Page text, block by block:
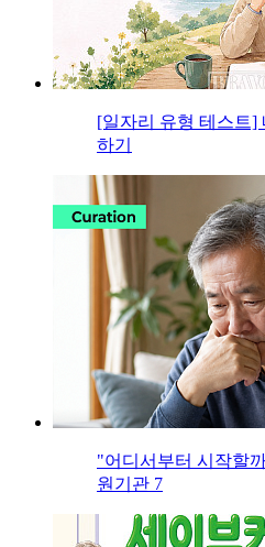
[일자리 유형 테스트]
하기
"어디서부터 시작할
원기관 7